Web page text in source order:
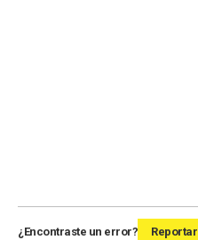
¿Encontraste un error? Reportar